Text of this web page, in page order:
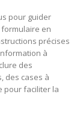
pour guider
en
précises
à
des
des cases à
pour faciliter la